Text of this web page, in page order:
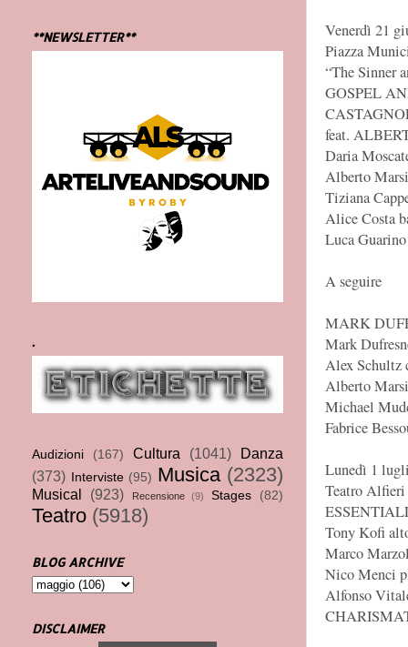
Venerdì 21
Piazza
“The Sinner
GOSPEL
feat.
Daria
Alberto
Tiziana
Alice Costa
Luca
A seguire
MARK
Mark
Alex Schultz
Alberto
Michael
Fabrice
Lunedì 1
Teatro
Tony Kofi
Marco
Nico Menci
Alfonso
**NEWSLETTER**
.
Audizioni (167) Cultura (1041)
Danza
(373)
Interviste (95) Musica (2323)
Musical (923) Recensione (9) Stages (82)
Teatro (5918)
BLOG ARCHIVE
DISCLAIMER